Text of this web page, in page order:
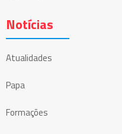
Notícias
Atualidades
Papa
Formações